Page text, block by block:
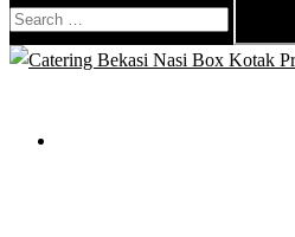
Search
for: